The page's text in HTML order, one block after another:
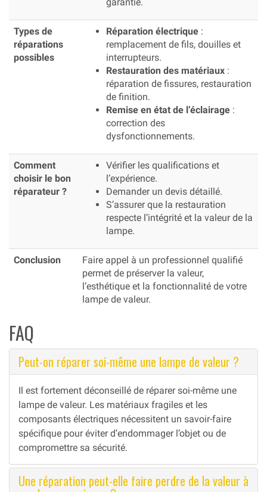
Types de
réparations
possibles
Réparation électrique :
remplacement de fils, douilles et
interrupteurs.
Restauration des matériaux :
réparation de fissures, restauration
de finition.
Remise en état de l’éclairage :
correction des
dysfonctionnements.
Comment
choisir le bon
réparateur ?
Vérifier les qualifications et
l’expérience.
Demander un devis détaillé.
S’assurer que la restauration
respecte l’intégrité et la valeur de la
lampe.
Conclusion
Faire appel à un professionnel qualifié
permet de préserver la valeur,
l’esthétique et la fonctionnalité de votre
lampe de valeur.
FAQ
Peut-on réparer soi-même une lampe de valeur ?
Il est fortement déconseillé de réparer soi-même une
lampe de valeur. Les matériaux fragiles et les
composants électriques nécessitent un savoir-faire
spécifique pour éviter d’endommager l’objet ou de
compromettre sa sécurité.
Une réparation peut-elle faire perdre de la valeur à